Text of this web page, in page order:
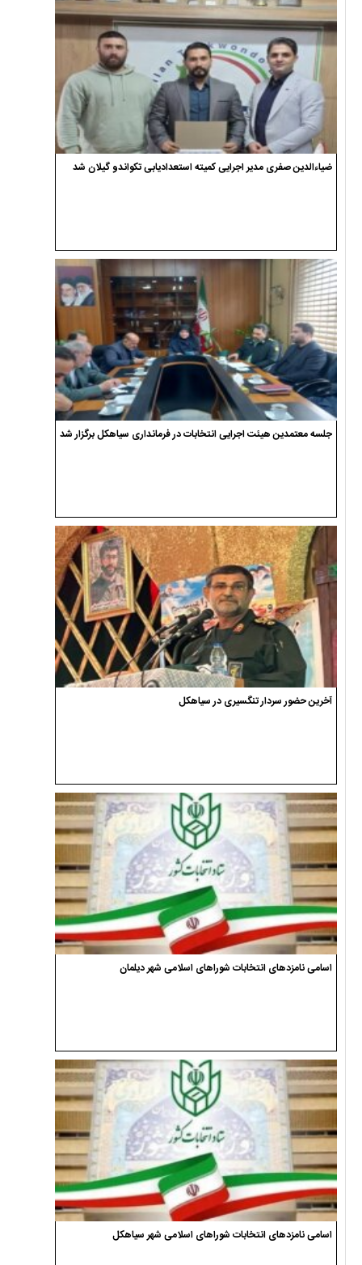
ضیاءالدین صفری مدیر اجرایی کمیته استعدادیابی تکواندو گیلان شد
جلسه معتمدین هیئت اجرایی انتخابات در فرمانداری سیاهکل برگزار شد
آخرین حضور سردار تنگسیری در سیاهکل
اسامی نامزدهای انتخابات شوراهای اسلامی شهر دیلمان
اسامی نامزدهای انتخابات شوراهای اسلامی شهر سیاهکل